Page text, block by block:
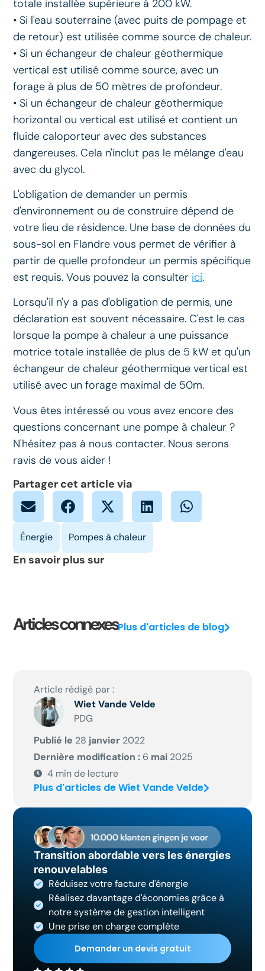
totale installée supérieure à 200 kW.
• Si l'eau souterraine (avec puits de pompage et
de retour) est utilisée comme source de chaleur.
• Si un échangeur de chaleur géothermique
vertical est utilisé comme source, avec un
forage à plus de 50 mètres de profondeur.
• Si un échangeur de chaleur géothermique
horizontal ou vertical est utilisé et contient un
fluide caloporteur avec des substances
dangereuses. Cela n'inclut pas le mélange d'eau
avec du glycol.
L'obligation de demander un permis
d'environnement ou de construire dépend de
votre lieu de résidence. Une base de données du
sous-sol en Flandre vous permet de vérifier à
partir de quelle profondeur un permis spécifique
est requis. Vous pouvez la consulter ici.
Lorsqu'il n'y a pas d'obligation de permis, une
déclaration est souvent nécessaire. C'est le cas
lorsque la pompe à chaleur a une puissance
motrice totale installée de plus de 5 kW et qu'un
échangeur de chaleur géothermique vertical est
utilisé avec un forage maximal de 50m.
Vous êtes intéressé ou vous avez encore des
questions concernant une pompe à chaleur ?
N'hésitez pas à nous contacter. Nous serons
ravis de vous aider !
Partager cet article via
En savoir plus sur
Articles connexesPlus d'articles de blog
Article rédigé par :
Wiet Vande Velde
PDG
Publié le 28 janvier 2022
Dernière modification : 6 mai 2025
4 min de lecture
Plus d'articles de Wiet Vande Velde
Transition abordable vers les énergies
renouvelables
Réduisez votre facture d'énergie
Réalisez davantage d'économies grâce à
notre système de gestion intelligent
Une prise en charge complète
Demander un devis gratuit